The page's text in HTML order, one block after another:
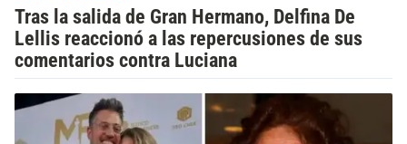
Tras la salida de Gran Hermano, Delfina De
Lellis reaccionó a las repercusiones de sus
comentarios contra Luciana